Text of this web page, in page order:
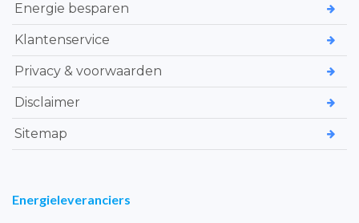
Energie besparen
Klantenservice
Privacy & voorwaarden
Disclaimer
Sitemap
Energieleveranciers